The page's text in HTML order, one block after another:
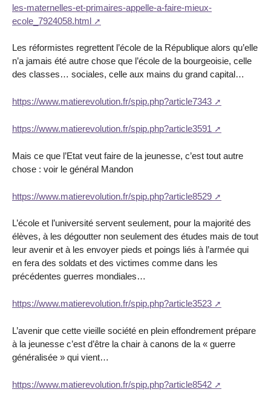
les-maternelles-et-primaires-appelle-a-faire-mieux-
ecole_7924058.html
Les réformistes regrettent l’école de la République alors qu’elle
n’a jamais été autre chose que l’école de la bourgeoisie, celle
des classes… sociales, celle aux mains du grand capital…
https://www.matierevolution.fr/spip.php?article7343
https://www.matierevolution.fr/spip.php?article3591
Mais ce que l’Etat veut faire de la jeunesse, c’est tout autre
chose : voir le général Mandon
https://www.matierevolution.fr/spip.php?article8529
L’école et l’université servent seulement, pour la majorité des
élèves, à les dégoutter non seulement des études mais de tout
leur avenir et à les envoyer pieds et poings liés à l’armée qui
en fera des soldats et des victimes comme dans les
précédentes guerres mondiales…
https://www.matierevolution.fr/spip.php?article3523
L’avenir que cette vieille société en plein effondrement prépare
à la jeunesse c’est d’être la chair à canons de la « guerre
généralisée » qui vient…
https://www.matierevolution.fr/spip.php?article8542